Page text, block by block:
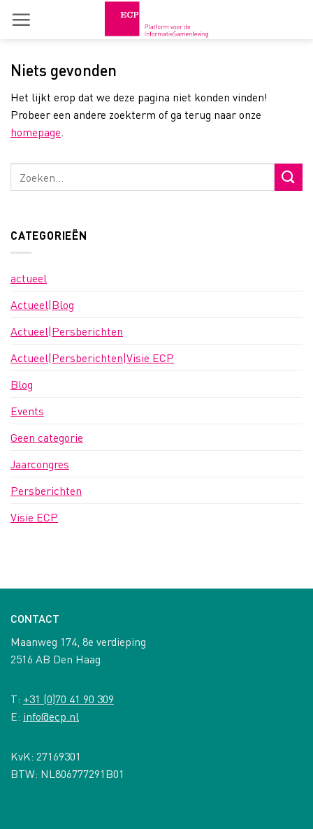
Niets gevonden
Het lijkt erop dat we deze pagina niet konden vinden!
Probeer een andere zoekterm of ga terug naar onze
homepage
CATEGORIEËN
actueel
Actueel|Blog
Actueel|Persberichten
Actueel|Persberichten|Visie ECP
Blog
Events
Geen categorie
Jaarcongres
Persberichten
Visie ECP
CONTACT
Maanweg 174, 8e verdieping
2516 AB Den Haag
T: +31 (0)70 41 90 309
E: info@ecp.nl
KvK: 27169301
BTW: NL806777291B01